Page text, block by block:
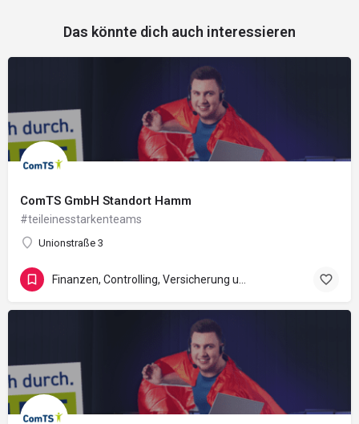
Das könnte dich auch interessieren
ComTS GmbH Standort Hamm
#teileinesstarkenteams
Unionstraße 3
Finanzen, Controlling, Versicherung und Recht